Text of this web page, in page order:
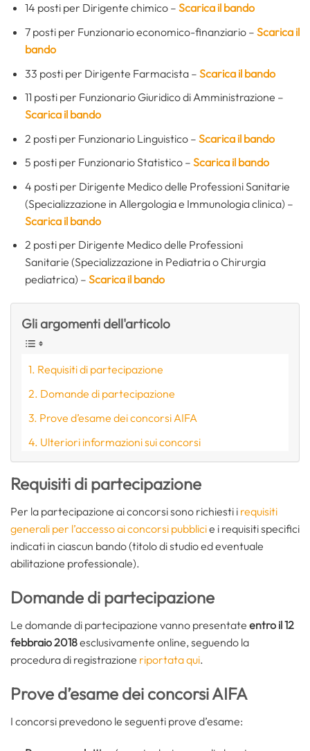
14 posti per Dirigente chimico – Scarica il bando
7 posti per Funzionario economico-finanziario – Scarica il
bando
33 posti per Dirigente Farmacista – Scarica il bando
11 posti per Funzionario Giuridico di Amministrazione –
Scarica il bando
2 posti per Funzionario Linguistico – Scarica il bando
5 posti per Funzionario Statistico – Scarica il bando
4 posti per Dirigente Medico delle Professioni Sanitarie
(Specializzazione in Allergologia e Immunologia clinica) –
Scarica il bando
2 posti per Dirigente Medico delle Professioni
Sanitarie (Specializzazione in Pediatria o Chirurgia
pediatrica) – Scarica il bando
Gli argomenti dell'articolo
Requisiti di partecipazione
Domande di partecipazione
Prove d’esame dei concorsi AIFA
Ulteriori informazioni sui concorsi
Requisiti di partecipazione
Per la partecipazione ai concorsi sono richiesti i requisiti
generali per l’accesso ai concorsi pubblicie i requisiti specifici
indicati in ciascun bando (titolo di studio ed eventuale
abilitazione professionale).
Domande di partecipazione
Le domande di partecipazione vanno presentate entro il 12
febbraio 2018esclusivamente online, seguendo la
procedura di registrazione riportata qui.
Prove d’esame dei concorsi AIFA
I concorsi prevedono le seguenti prove d’esame: